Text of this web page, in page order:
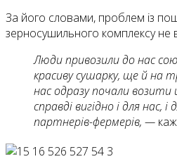
За його словами, проблем із
зерносушильного комплексу не
Люди привозили до нас
красиву сушарку, ще й на
нас одразу почали возити
справді вигідно і для нас,
партнерів-фермерів, —